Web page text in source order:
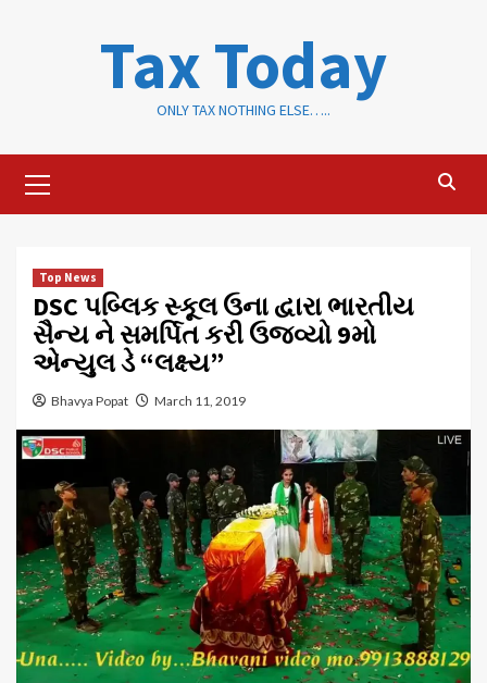
Tax Today
ONLY TAX NOTHING ELSE…..
Menu
Top News
DSC પબ્લિક સ્કૂલ ઉના દ્વારા ભારતીય
સૈન્ય ને સમર્પિત કરી ઉજવ્યો 9મો
એન્યુલ ડે “લક્ષ્ય”
Bhavya Popat March 11, 2019